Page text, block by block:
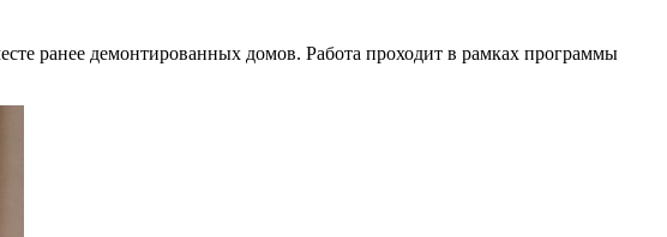
ранее демонтированных домов. Работа проходит в рамках программы